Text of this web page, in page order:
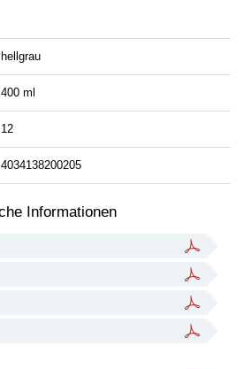
hellgrau
400 ml
12
4034138200205
Informationen